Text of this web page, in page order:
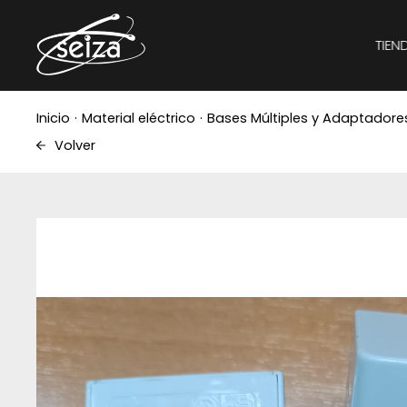
Inicio · Material eléctrico · Bases Múltiples y
Volver